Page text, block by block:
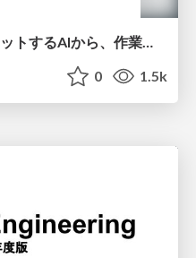
[しろおび夏祭り2026] チャットするAIから、作業するAIへ - 使われ方の変化と、その裏側で起きていること
0 1.5k